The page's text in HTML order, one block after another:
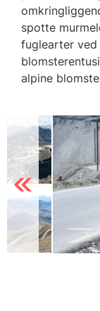
spotte
fuglearter
alpine
Previous